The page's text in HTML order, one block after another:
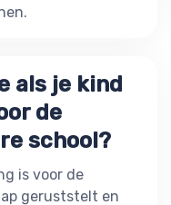
als je kind
de
school?
is voor de
geruststelt en